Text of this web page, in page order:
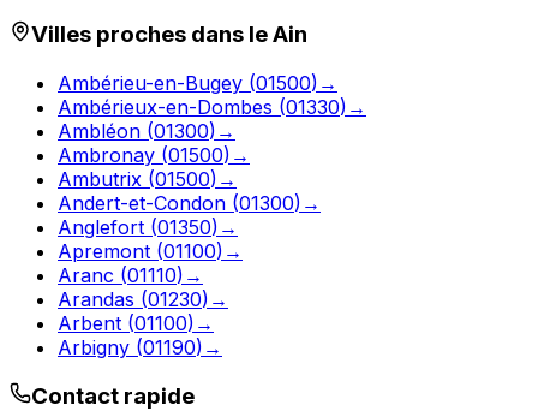
Villes proches dans leAin
Ambérieu-en-Bugey (01500) →
Ambérieux-en-Dombes (01330) →
Ambléon (01300) →
Ambronay (01500) →
Ambutrix (01500) →
Andert-et-Condon (01300) →
Anglefort (01350) →
Apremont (01100) →
Aranc (01110) →
Arandas (01230) →
Arbent (01100) →
Arbigny (01190) →
Contact rapide